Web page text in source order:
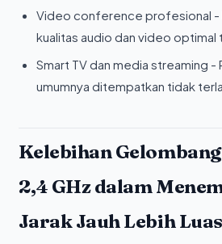
Video conference profesional -
kualitas audio dan video optimal
Smart TV dan media streaming -
umumnya ditempatkan tidak
Kelebihan
2,4 GHz dalam
Jarak Jauh Lebih Luas